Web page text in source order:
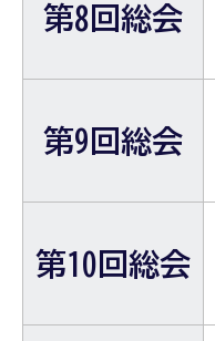
第8回総会
第9回総会
第10回総会